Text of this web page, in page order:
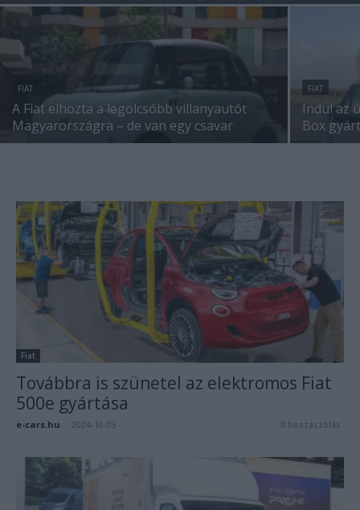
FIAT
A Fiat elhozta a legolcsóbb villanyautót
Magyarországra – de van egy csavar
FIAT
Indul az
Box
Fiat
Továbbra is szünetel az elektromos Fiat
500e gyártása
e-cars.hu 2024-10-03 0 hozzászólás